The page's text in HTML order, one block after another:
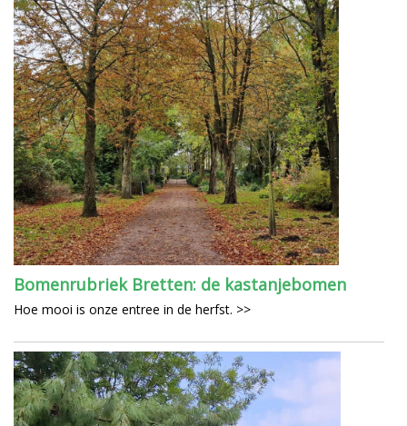
Bomenrubriek Bretten: de kastanjebomen
Hoe mooi is onze entree in de herfst. >>